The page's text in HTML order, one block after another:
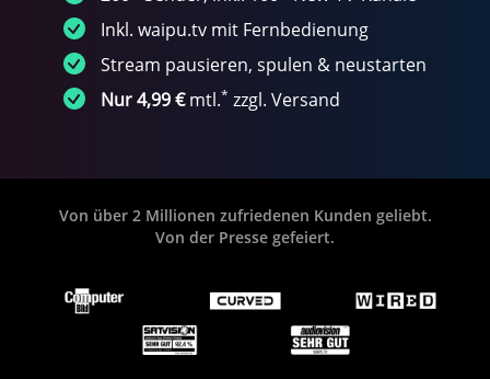
Inkl. waipu.tv mit Fernbedienung
Stream pausieren, spulen & neustarten
Nur 4,99 €mtl.* zzgl. Versand
Von über 2 Millionen zufriedenen Kunden geliebt.
Von der Presse gefeiert.